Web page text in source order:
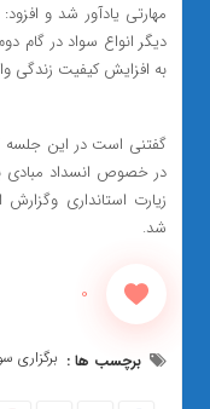
مهارتی یادآور شد و
دیگر انواع سواد در گام
به افزایش کیفیت زندگی
گفتنی است در این جلسه
در خصوص انسداد مبادی
زیارت استانداری وگزارش
شد.
0
برچسب ها : برگزاری